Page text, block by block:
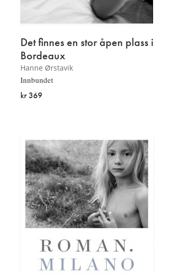
Det finnes en stor åpen plass i
Bordeaux
Hanne Ørstavik
Innbundet
kr 369